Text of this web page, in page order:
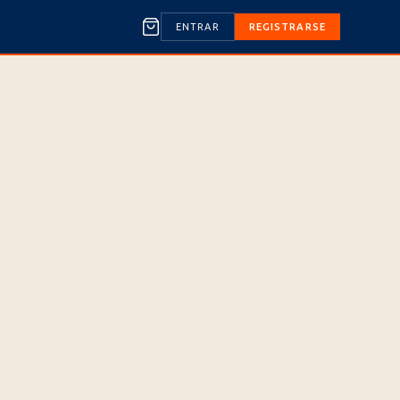
ENTRAR REGISTRARSE